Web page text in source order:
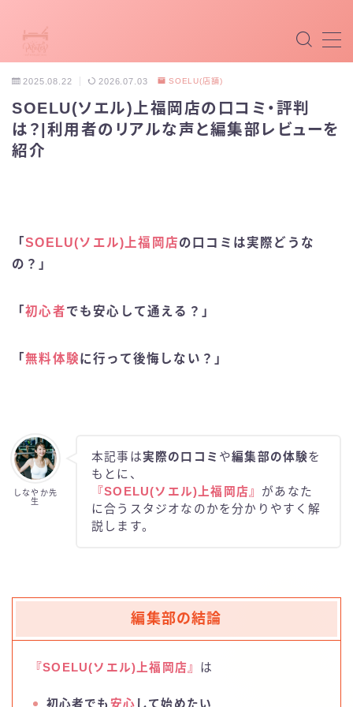
MENU
マシンピラティス
マットピラティス
最新ピラティス
ホットピラティス
掲載希望
お問い合わせ
SAKURA
studio IVY
CLUB PILATES(クラブピラティス)
2025.08.22 2026.07.03 SOELU(店舗)
SOELU(ソエル)上福岡店の口コミ・評判
は？|利用者のリアルな声と編集部レビューを
紹介
「SOELU(ソエル)上福岡店の口コミは実際どうな
の？」
「初心者でも安心して通える？」
「無料体験に行って後悔しない？」
しなやか先
生
本記事は実際の口コミ や編集部の体験を
もとに、
『SOELU(ソエル)上福岡 店』 があなた
に合うスタジオなのかを分かりやすく解
説します。
編集部の結論
『SOELU(ソエル)上福岡 店』 は
初心者でも 安心 して始めたい